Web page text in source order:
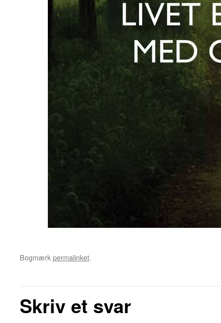
Bogmærkpermalinket.
Skriv et svar